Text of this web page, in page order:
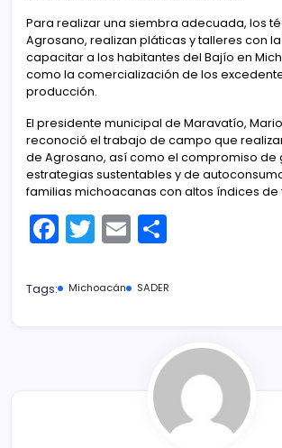
Para realizar una siembra adecuada, los
Agrosano, realizan pláticas y talleres con
capacitar a los habitantes del Bajío en
como la comercialización de los
producción.
El presidente municipal de Maravatío,
reconoció el trabajo de campo que
de Agrosano, así como el compromiso de
estrategias sustentables y de
familias michoacanas con altos índices de
F
a
c
T
w
itt
E
m
ai m
ar
tir
Tags: Michoacán SADER